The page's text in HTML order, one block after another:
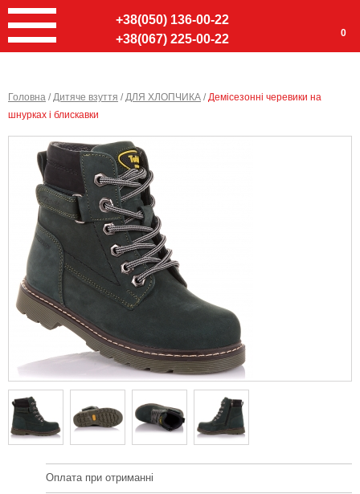
+38(050) 136-00-22
+38(067) 225-00-22
0
Головна /Дитяче взуття /ДЛЯ ХЛОПЧИКА /Демісезонні черевики на
шнурках і блискавки
Оплата при отриманні